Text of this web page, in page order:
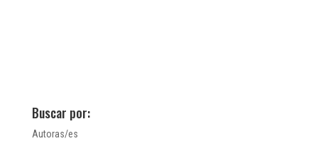
Buscar por:
Autoras/es